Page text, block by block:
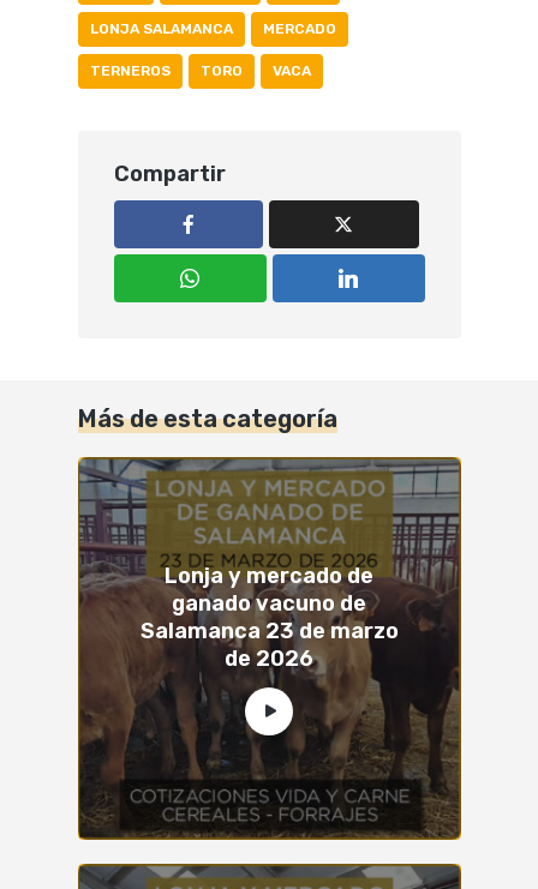
LONJA SALAMANCA MERCADO
TERNEROS TORO VACA
Compartir
Más de esta categoría
Lonja y mercado de
ganado vacuno de
Salamanca 23 de marzo
de 2026